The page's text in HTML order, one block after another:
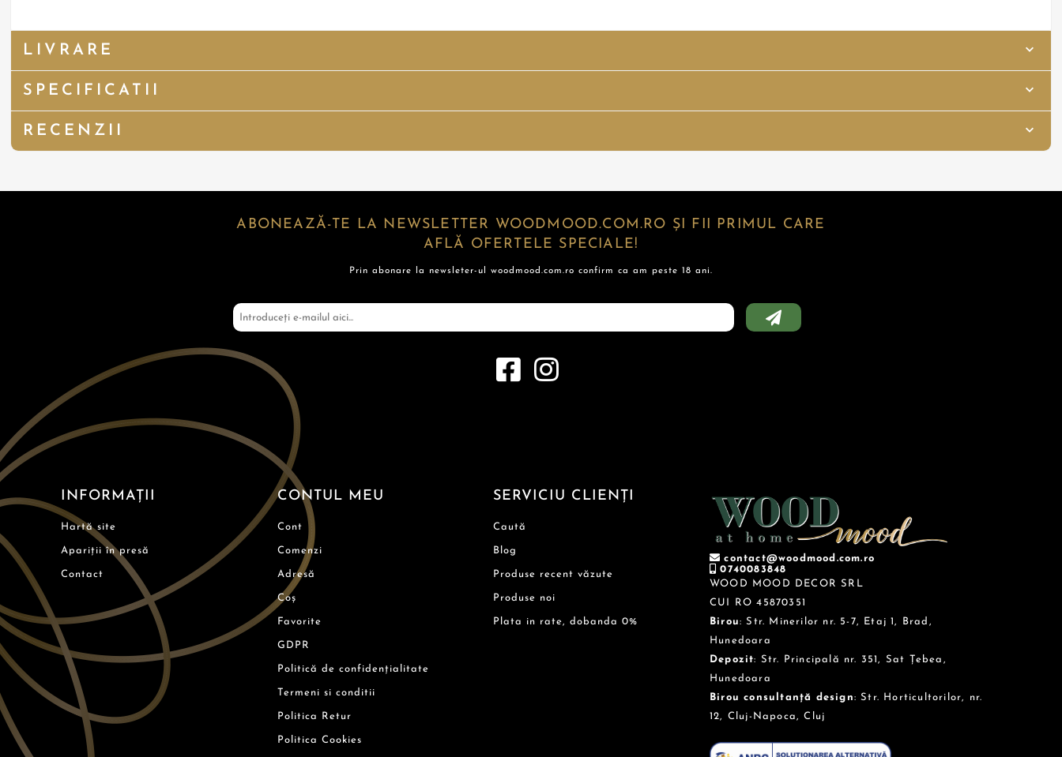
LIVRARE
SPECIFICATII
RECENZII
ABONEAZĂ-TE LA NEWSLETTER WOODMOOD.COM.RO ȘI FII PRIMUL CARE
AFLĂ OFERTELE SPECIALE!
Prin abonare la newsleter-ul woodmood.com.ro confirm ca am peste 18 ani.
INFORMAȚII
Hartă site
Apariții în presă
Contact
CONTUL MEU
Cont
Comenzi
Adresă
Coș
Favorite
GDPR
Politică de confidențialitate
Termeni si conditii
Politica Retur
Politica Cookies
SERVICIU CLIENȚI
Caută
Blog
Produse recent văzute
Produse noi
Plata in rate, dobanda 0%
contact@woodmood.com.ro
0740083848
WOOD MOOD DECOR SRL
CUI RO 45870351
Birou: Str. Minerilor nr. 5-7, Etaj 1, Brad,
Hunedoara
Depozit: Str. Principală nr. 351, Sat Țebea,
Hunedoara
Birou consultanță design: Str. Horticultorilor, nr.
12, Cluj-Napoca, Cluj